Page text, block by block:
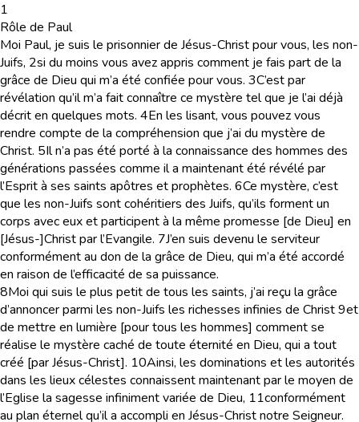
1
Rôle de Paul
Moi Paul, je suis le prisonnier de Jésus-Christ pour vous, les non-
Juifs, 2si du moins vous avez appris comment je fais part de la
grâce de Dieu qui m’a été confiée pour vous. 3C’est par
révélation qu’il m’a fait connaître ce mystère tel que je l’ai déjà
décrit en quelques mots. 4En les lisant, vous pouvez vous
rendre compte de la compréhension que j’ai du mystère de
Christ. 5Il n’a pas été porté à la connaissance des hommes des
générations passées comme il a maintenant été révélé par
l’Esprit à ses saints apôtres et prophètes. 6Ce mystère, c’est
que les non-Juifs sont cohéritiers des Juifs, qu’ils forment un
corps avec eux et participent à la même promesse [de Dieu] en
[Jésus-]Christ par l’Evangile. 7J’en suis devenu le serviteur
conformément au don de la grâce de Dieu, qui m’a été accordé
en raison de l’efficacité de sa puissance.
8Moi qui suis le plus petit de tous les saints, j’ai reçu la grâce
d’annoncer parmi les non-Juifs les richesses infinies de Christ9et
de mettre en lumière [pour tous les hommes] comment se
réalise le mystère caché de toute éternité en Dieu, qui a tout
créé [par Jésus-Christ]. 10Ainsi, les dominations et les autorités
dans les lieux célestes connaissent maintenant par le moyen de
l’Eglise la sagesse infiniment variée de Dieu, 11conformément
au plan éternel qu’il a accompli en Jésus-Christ notre Seigneur.